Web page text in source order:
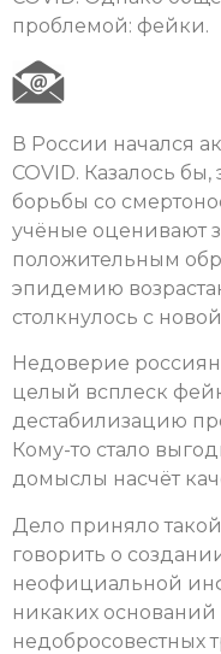
проблемой: фейки.
В России начался
COVID. Казалось
борьбы со
учёные оценивают
положительным
эпидемию
столкнулось с
Недоверие россиян
целый всплеск
дестабилизацию
Кому-то стало
домыслы насчёт
Дело приняло
говорить о
неофициальной
никаких
недобросовестных